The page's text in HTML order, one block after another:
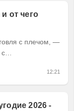
от чего
с плечом, —
12:21
2026 -